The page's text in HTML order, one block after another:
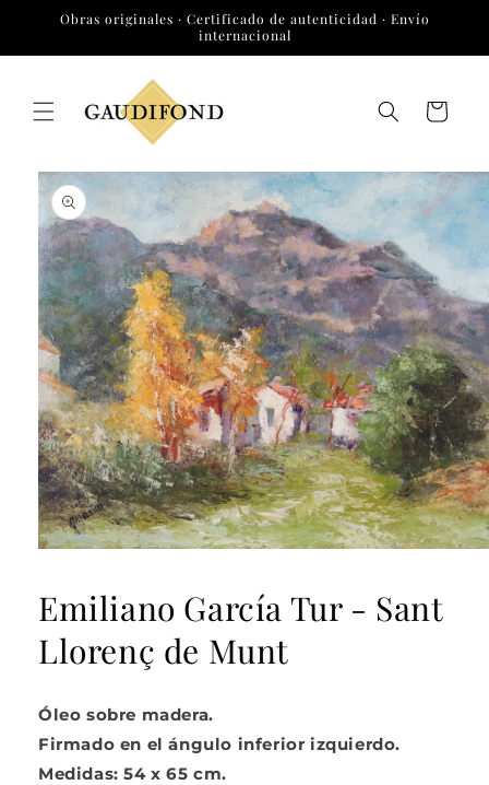
directamente
Obras originales · Certificado de autenticidad · Envío
internacional
Carrito
directamente
información
del producto
1
en
una
ventana
Emiliano García Tur - Sant
Llorenç de Munt
Óleo sobre madera.
Firmado en el ángulo inferior izquierdo.
Medidas: 54 x 65 cm.